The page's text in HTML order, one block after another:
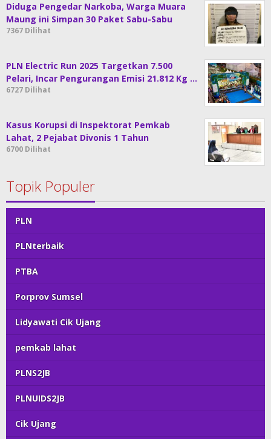
Diduga Pengedar Narkoba, Warga Muara
Maung ini Simpan 30 Paket Sabu-Sabu
7367 Dilihat
PLN Electric Run 2025 Targetkan 7.500
Pelari, Incar Pengurangan Emisi 21.812 Kg …
6727 Dilihat
Kasus Korupsi di Inspektorat Pemkab
Lahat, 2 Pejabat Divonis 1 Tahun
6700 Dilihat
Topik Populer
PLN
PLNterbaik
PTBA
Porprov Sumsel
Lidyawati Cik Ujang
pemkab lahat
PLNS2JB
PLNUIDS2JB
Cik Ujang